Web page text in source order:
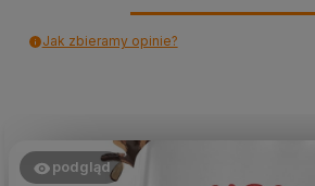
Jak zbieramy opinie?
podgląd